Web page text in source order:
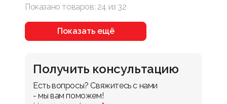
Показано товаров: 24 из 32
Показать ещё
Получить консультацию
Есть вопросы? Свяжитесь с нами
- мы вам поможем!